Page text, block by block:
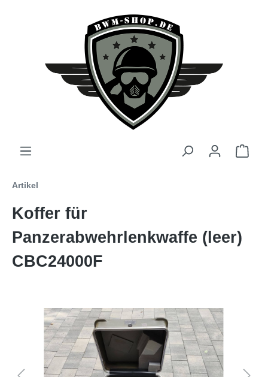
Artikel
Koffer für
Panzerabwehrlenkwaffe (leer)
CBC24000F